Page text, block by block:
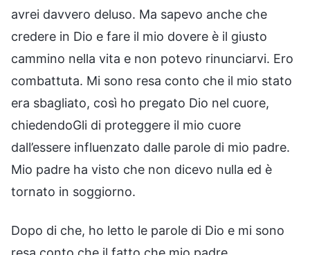
avrei davvero deluso. Ma sapevo anche che
credere in Dio e fare il mio dovere è il giusto
cammino nella vita e non potevo rinunciarvi. Ero
combattuta. Mi sono resa conto che il mio stato
era sbagliato, così ho pregato Dio nel cuore,
chiedendoGli di proteggere il mio cuore
dall’essere influenzato dalle parole di mio padre.
Mio padre ha visto che non dicevo nulla ed è
tornato in soggiorno.
Dopo di che, ho letto le parole di Dio e mi sono